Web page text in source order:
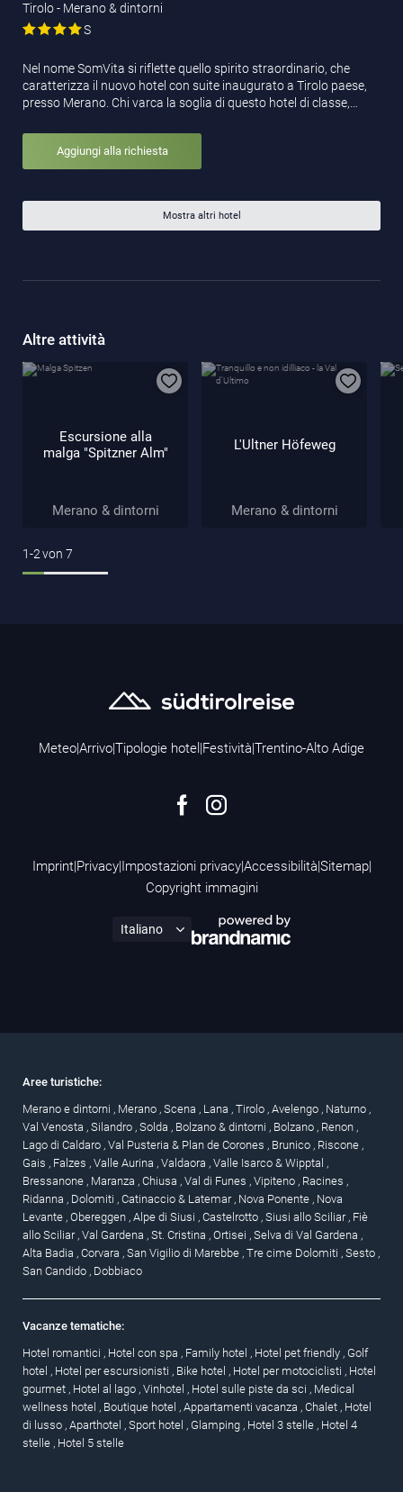
Tirolo - Merano & dintorni
S
Nel nome SomVita si riflette quello spirito straordinario, che
caratterizza il nuovo hotel con suite inaugurato a Tirolo paese,
presso Merano. Chi varca la soglia di questo hotel di classe,…
Aggiungi alla richiesta
Mostra altri hotel
Altre attività
Escursione alla
malga "Spitzner Alm"
Merano & dintorni
L'Ultner Höfeweg
Merano & dintorni
1-2von 7
Meteo|Arrivo|Tipologie hotel |Festività|Trentino-Alto Adige
Imprint|Privacy|Impostazioni privacy|Accessibilità|Sitemap|
Copyright immagini
Aree turistiche:
Merano e dintorni , Merano , Scena , Lana , Tirolo , Avelengo , Naturno ,
Val Venosta , Silandro , Solda , Bolzano & dintorni , Bolzano , Renon ,
Lago di Caldaro , Val Pusteria & Plan de Corones , Brunico , Riscone ,
Gais , Falzes , Valle Aurina , Valdaora , Valle Isarco & Wipptal ,
Bressanone , Maranza , Chiusa , Val di Funes , Vipiteno , Racines ,
Ridanna , Dolomiti , Catinaccio & Latemar , Nova Ponente , Nova
Levante , Obereggen , Alpe di Siusi , Castelrotto , Siusi allo Sciliar , Fiè
allo Sciliar , Val Gardena , St. Cristina , Ortisei , Selva di Val Gardena ,
Alta Badia , Corvara , San Vigilio di Marebbe , Tre cime Dolomiti , Sesto ,
San Candido , Dobbiaco
Vacanze tematiche:
Hotel romantici , Hotel con spa , Family hotel , Hotel pet friendly , Golf
hotel , Hotel per escursionisti , Bike hotel , Hotel per motociclisti , Hotel
gourmet , Hotel al lago , Vinhotel , Hotel sulle piste da sci , Medical
wellness hotel , Boutique hotel , Appartamenti vacanza , Chalet , Hotel
di lusso , Aparthotel , Sport hotel , Glamping , Hotel 3 stelle , Hotel 4
stelle , Hotel 5 stelle